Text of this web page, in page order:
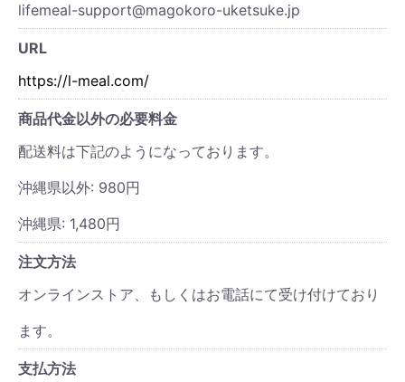
lifemeal-support@magokoro-uketsuke.jp
URL
https://l-meal.com/
商品代金以外の必要料金
配送料は下記のようになっております。
沖縄県以外: 980円
沖縄県: 1,480円
注文方法
オンラインストア、もしくはお電話にて受け付けており
ます。
支払方法